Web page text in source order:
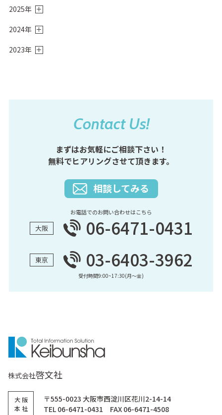
8月(1)
6月(3)
4月 (2)
3月 (2)
1月(1)
2025年
12月 (2)
11月(3)
10月 (1)
9月(1)
5月(1)
2024年
12月 (4)
11月(1)
2023年
Contact Us!
まずはお気軽にご相談下さい！
無料でヒアリングさせて頂きます。
相談してみる
お電話でのお問い合わせはこちら
大阪 06-6471-0431
東京 03-6403-3962
受付時間9:00~17:30(月〜金)
株式会社啓文社
大 阪
本 社
〒555-0023 大阪市西淀川区花川2-14-14
TEL 06-6471-0431 FAX 06-6471-4508